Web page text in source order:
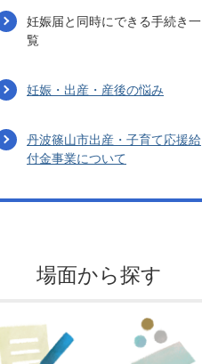
妊娠届と同時にできる手続き一
覧
妊娠・出産・産後の悩み
丹波篠山市出産・子育て応援給
付金事業について
場面から探す